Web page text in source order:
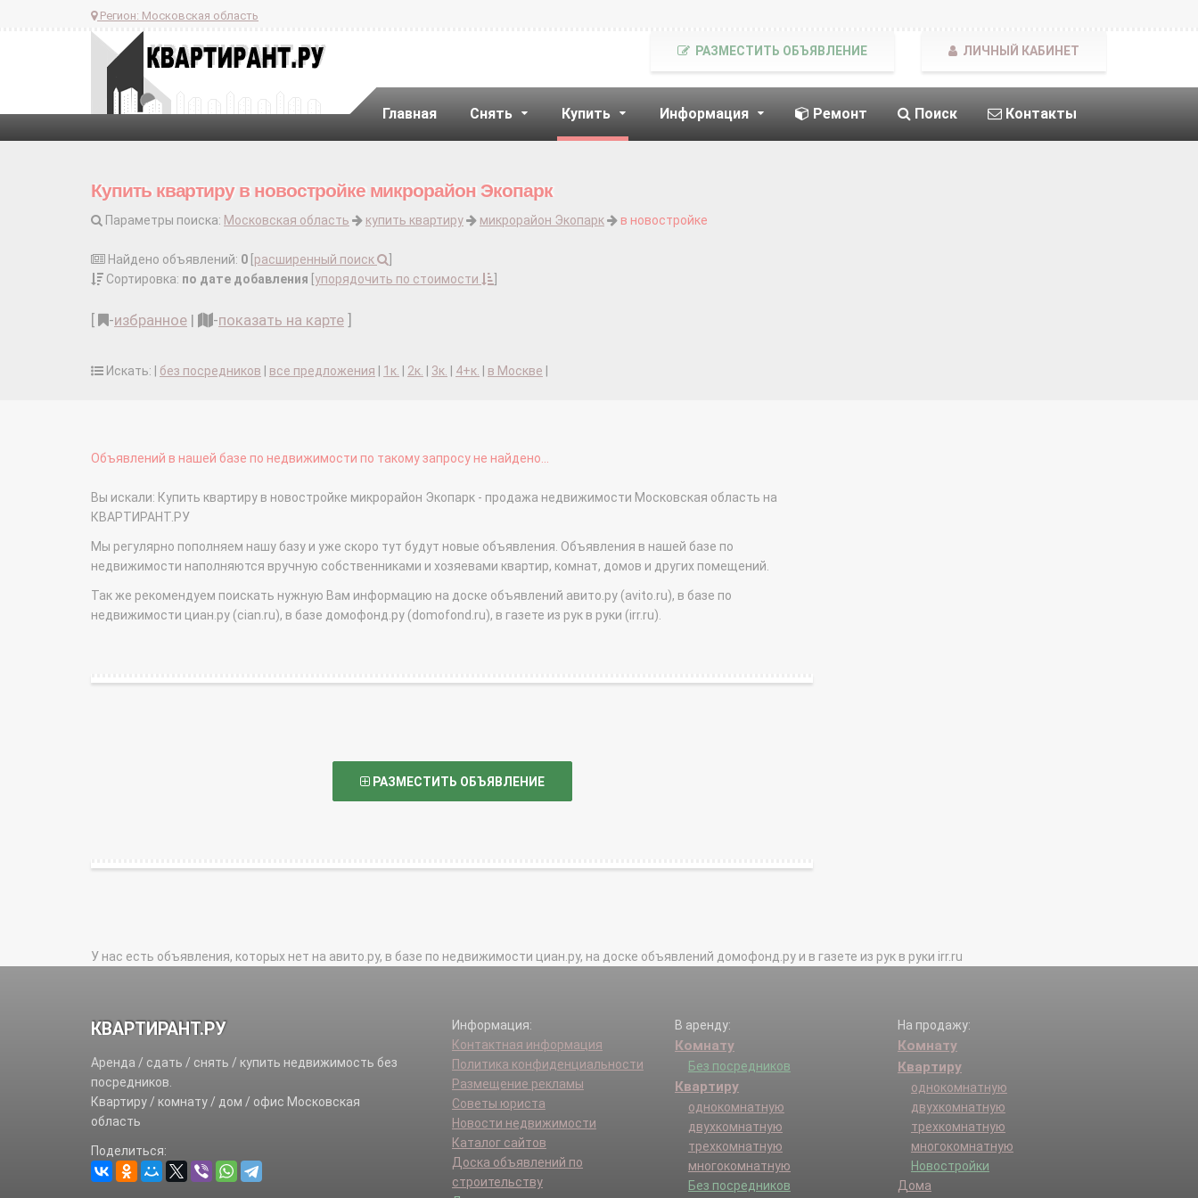
Регион: Московская область
Главная Снять Купить Информация Ремонт Поиск Контакты
РАЗМЕСТИТЬ ОБЪЯВЛЕНИЕ ЛИЧНЫЙ КАБИНЕТ
Купить квартиру в новостройке микрорайон Экопарк
Параметры поиска: Московская область купить квартиру микрорайон Экопарк в новостройке
Найдено объявлений: 0 расширенный поиск
Сортировка: по дате добавления упорядочить по стоимости
-избранное | -показать на карте
Искать: | без посредников все предложения 1к. 2к. 3к. 4+к. в Москве
Объявлений в нашей базе по недвижимости по такому запросу не найдено...
Вы искали: Купить квартиру в новостройке микрорайон Экопарк - продажа недвижимости Московская область на
КВАРТИРАНТ.РУ
Мы регулярно пополняем нашу базу и уже скоро тут будут новые объявления. Объявления в нашей базе по
недвижимости наполняются вручную собственниками и хозяевами квартир, комнат, домов и других помещений.
Так же рекомендуем поискать нужную Вам информацию на доске объявлений авито.ру (avito.ru), в базе по
недвижимости циан.ру (cian.ru), в базе домофонд.ру (domofond.ru), в газете из рук в руки (irr.ru).
РАЗМЕСТИТЬ ОБЪЯВЛЕНИЕ
У нас есть объявления, которых нет на авито.ру, в базе по недвижимости циан.ру, на доске объявлений домофонд.ру и в газете из рук в руки irr.ru
КВАРТИРАНТ.РУ
Аренда / сдать / снять / купить недвижимость без
посредников.
Квартиру / комнату / дом / офис Московская
область
Поделиться:
Информация:
Контактная информация
Политика конфиденциальности
Размещение рекламы
Советы юриста
Новости недвижимости
Каталог сайтов
Доска объявлений по
строительству
В аренду:
Комнату
Без посредников
Квартиру
однокомнатную
двухкомнатную
трехкомнатную
многокомнатную
Без посредников
На продажу:
Комнату
Квартиру
однокомнатную
двухкомнатную
трехкомнатную
многокомнатную
Новостройки
Дома